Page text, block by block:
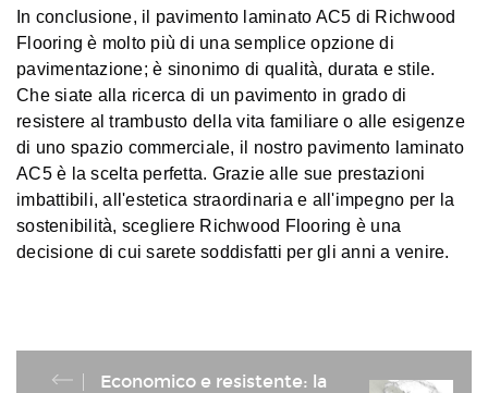
In conclusione, il pavimento laminato AC5 di Richwood
Flooring è molto più di una semplice opzione di
pavimentazione; è sinonimo di qualità, durata e stile.
Che siate alla ricerca di un pavimento in grado di
resistere al trambusto della vita familiare o alle esigenze
di uno spazio commerciale, il nostro pavimento laminato
AC5 è la scelta perfetta. Grazie alle sue prestazioni
imbattibili, all'estetica straordinaria e all'impegno per la
sostenibilità, scegliere Richwood Flooring è una
decisione di cui sarete soddisfatti per gli anni a venire.
Economico e resistente: la